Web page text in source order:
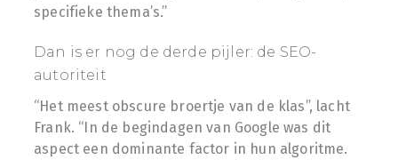
specifieke thema’s.”
Dan is er nog de derde pijler: de SEO-
autoriteit
“Het meest obscure broertje van de klas”, lacht
Frank. “In de begindagen van Google was dit
aspect een dominante factor in hun algoritme.